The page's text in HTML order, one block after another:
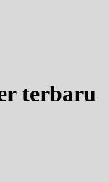
terbaru